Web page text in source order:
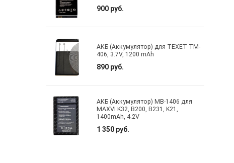
900 руб.
АКБ (Аккумулятор) для TEXET TM-
406, 3.7V, 1200 mAh
890 руб.
АКБ (Аккумулятор) MB-1406 для
MAXVI K32, B200, B231, K21,
1400mAh, 4.2V
1 350 руб.